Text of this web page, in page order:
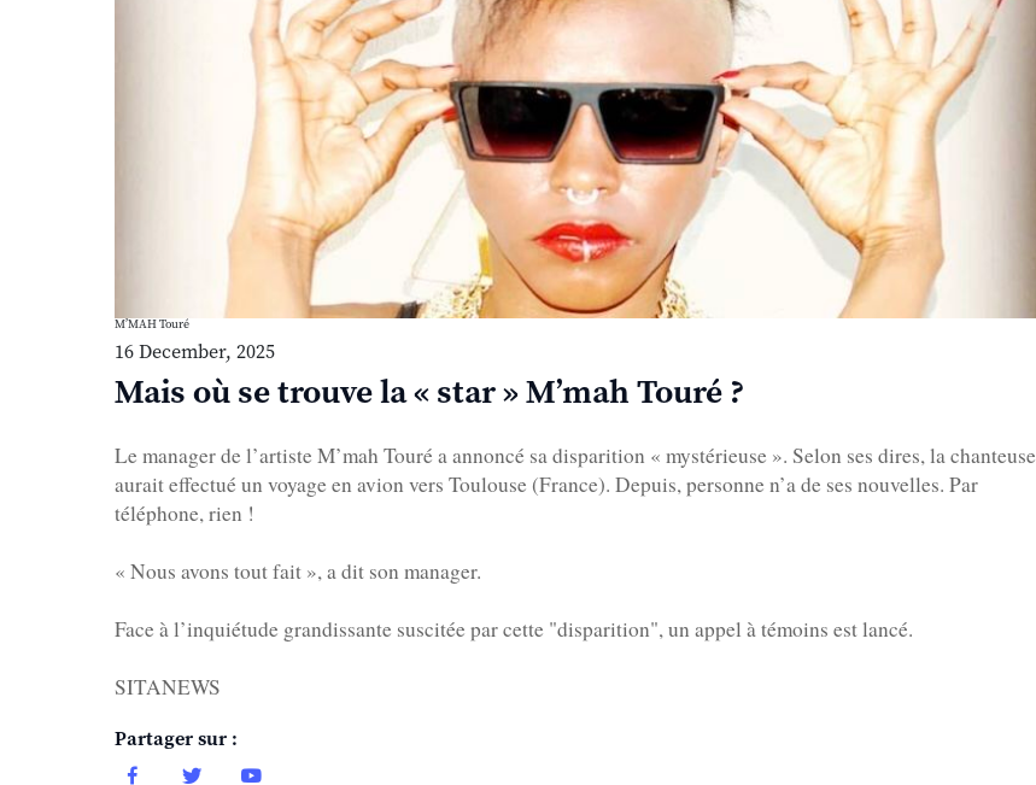
M’MAH Touré
16 December, 2025
Mais où se trouve la « star » M’mah Touré ?
Le manager de l’artiste M’mah Touré a annoncé sa disparition « mystérieuse ». Selon ses dires, la chanteuse
aurait effectué un voyage en avion vers Toulouse (France). Depuis, personne n’a de ses nouvelles. Par
téléphone, rien !
« Nous avons tout fait », a dit son manager.
Face à l’inquiétude grandissante suscitée par cette "disparition", un appel à témoins est lancé.
SITANEWS
Partager sur :